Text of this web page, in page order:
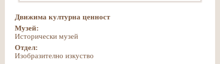
Движима културна ценност
Музей:
Исторически музей
Отдел:
Изобразително изкуство